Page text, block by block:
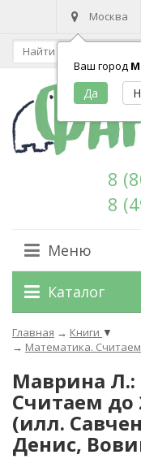
Москва
Ваш город
8
8
Меню
Каталог
Главная → Книги ▼
→ Математика.
Маврина
Считаем до
(илл.
Денис,